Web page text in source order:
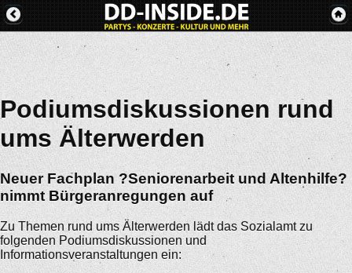
Podiumsdiskussionen rund
ums Älterwerden
Neuer Fachplan ?Seniorenarbeit und Altenhilfe?
nimmt Bürgeranregungen auf
Zu Themen rund ums Älterwerden lädt das Sozialamt zu
folgenden Podiumsdiskussionen und
Informationsveranstaltungen ein: